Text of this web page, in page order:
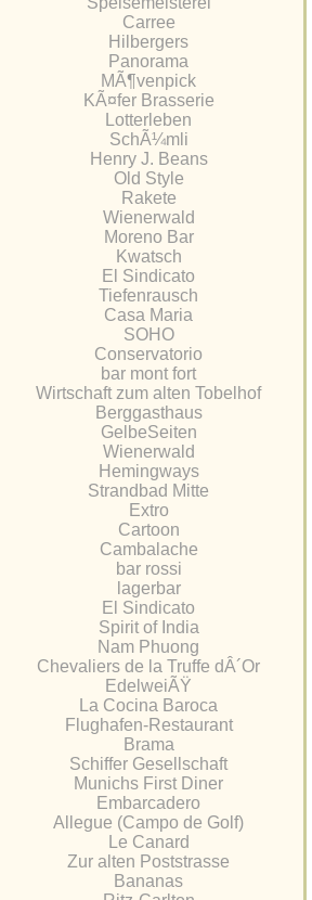
Carree
Hilbergers
Panorama
MÃ¶venpick
KÃ¤fer Brasserie
Lotterleben
SchÃ¼mli
Henry J. Beans
Old Style
Rakete
Wienerwald
Moreno Bar
Kwatsch
El Sindicato
Tiefenrausch
Casa Maria
SOHO
Conservatorio
bar mont fort
Wirtschaft zum alten Tobelhof
Berggasthaus
GelbeSeiten
Wienerwald
Hemingways
Strandbad Mitte
Extro
Cartoon
Cambalache
bar rossi
lagerbar
El Sindicato
Spirit of India
Nam Phuong
Chevaliers de la Truffe dÂ´Or
EdelweiÃŸ
La Cocina Baroca
Flughafen-Restaurant
Brama
Schiffer Gesellschaft
Munichs First Diner
Embarcadero
Allegue (Campo de Golf)
Le Canard
Zur alten Poststrasse
Bananas